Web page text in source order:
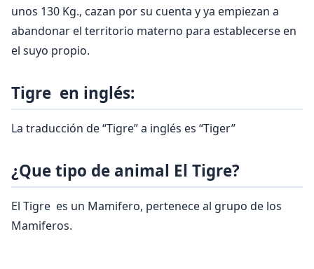
unos 130 Kg., cazan por su cuenta y ya empiezan a
abandonar el territorio materno para establecerse en
el suyo propio.
Tigre en inglés:
La traducción de “Tigre” a inglés es “Tiger”
¿Que tipo de animal El Tigre?
El Tigre es un Mamifero, pertenece al grupo de los
Mamiferos.